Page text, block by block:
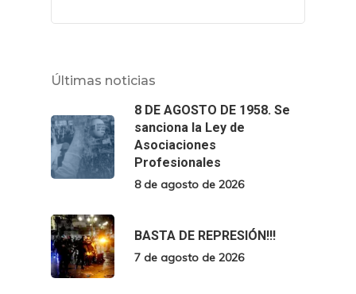
Últimas noticias
8 DE AGOSTO DE 1958. Se
sanciona la Ley de
Asociaciones
Profesionales
8 de agosto de 2026
BASTA DE REPRESIÓN!!!
7 de agosto de 2026